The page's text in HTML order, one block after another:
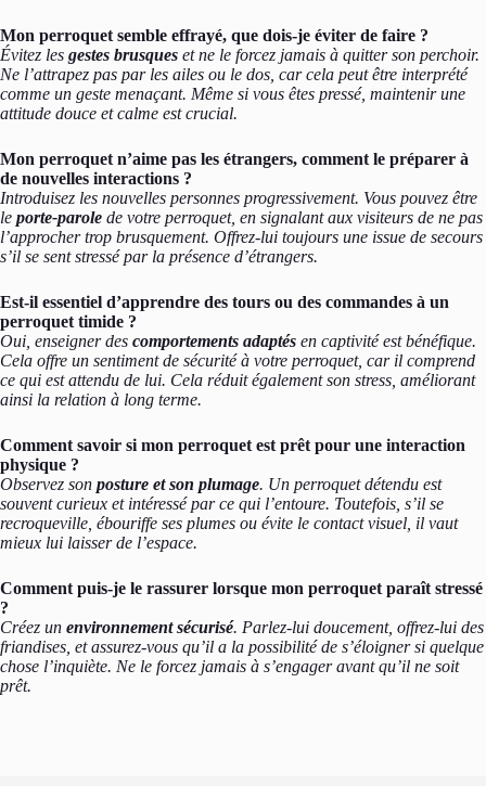
Mon perroquet semble effrayé, que dois-je éviter de faire ?
Évitez les gestes brusques et ne le forcez jamais à quitter son perchoir.
Ne l’attrapez pas par les ailes ou le dos, car cela peut être interprété
comme un geste menaçant. Même si vous êtes pressé, maintenir une
attitude douce et calme est crucial.
Mon perroquet n’aime pas les étrangers, comment le préparer à
de nouvelles interactions ?
Introduisez les nouvelles personnes progressivement. Vous pouvez être
le porte-parole de votre perroquet, en signalant aux visiteurs de ne pas
l’approcher trop brusquement. Offrez-lui toujours une issue de secours
s’il se sent stressé par la présence d’étrangers.
Est-il essentiel d’apprendre des tours ou des commandes à un
perroquet timide ?
Oui, enseigner des comportements adaptés en captivité est bénéfique.
Cela offre un sentiment de sécurité à votre perroquet, car il comprend
ce qui est attendu de lui. Cela réduit également son stress, améliorant
ainsi la relation à long terme.
Comment savoir si mon perroquet est prêt pour une interaction
physique ?
Observez son posture et son plumage. Un perroquet détendu est
souvent curieux et intéressé par ce qui l’entoure. Toutefois, s’il se
recroqueville, ébouriffe ses plumes ou évite le contact visuel, il vaut
mieux lui laisser de l’espace.
Comment puis-je le rassurer lorsque mon perroquet paraît stressé
?
Créez un environnement sécurisé. Parlez-lui doucement, offrez-lui des
friandises, et assurez-vous qu’il a la possibilité de s’éloigner si quelque
chose l’inquiète. Ne le forcez jamais à s’engager avant qu’il ne soit
prêt.